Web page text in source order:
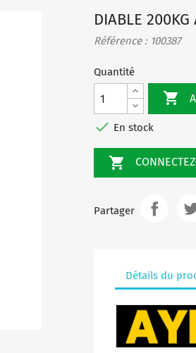
DIABLE 200KG
Référence : 100387
Quantité

 En stock

Partager
Détails du